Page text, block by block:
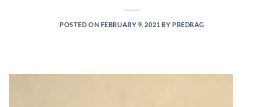
POSTED ON FEBRUARY 9, 2021 BY PREDRAG